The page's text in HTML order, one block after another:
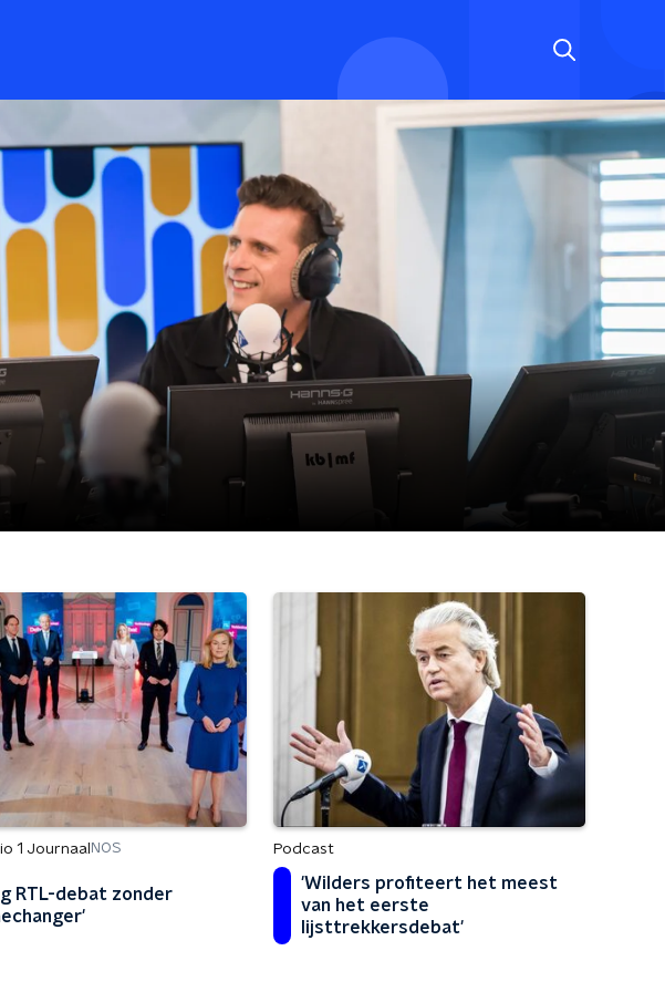
1 Journaal NOS
RTL-debat zonder
Podcast
'Wilders profiteert het meest
van het eerste
lijsttrekkersdebat'